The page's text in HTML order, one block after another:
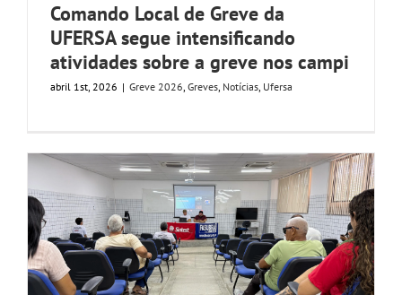
Comando Local de Greve da
UFERSA segue intensificando
atividades sobre a greve nos campi
abril 1st, 2026 | Greve 2026, Greves, Notícias, Ufersa